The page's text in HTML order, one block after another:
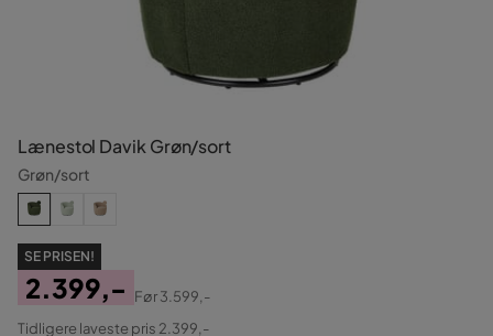
Lænestol Davik Grøn/sort
Grøn/sort
SE PRISEN!
Pris
2.399,-
Original
Før3.599,-
Tidligere laveste pris 2.399,-